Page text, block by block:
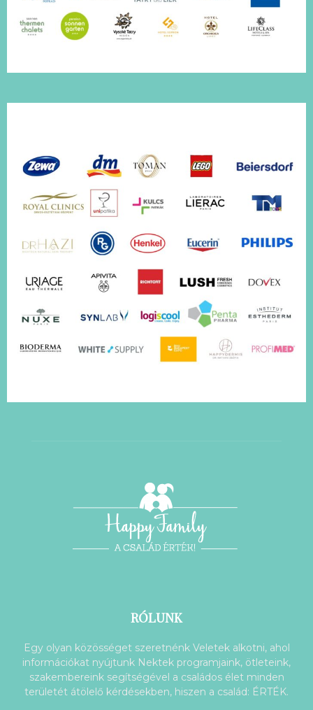
RÓLUNK
Egy olyan közösséget szeretnénk Veletek alkotni, ahol
információkat nyújtunk Nektek programjaink, ötleteink,
szakembereink segítségével a családos élet minden
területét átölelő kérdésekben, hiszen a család: ÉRTÉK.